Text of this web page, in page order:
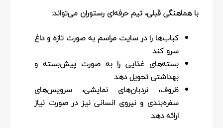
با هماهنگی قبلی، تیم حرفه‌ای رستوران می‌تواند:
کباب‌ها را در سایت مراسم به صورت تازه و داغ
سرو کند
بسته‌های غذایی را به صورت پیش‌بسته و
بهداشتی تحویل دهد
ظروف، نردبان‌های نمایشی، سرویس‌های
سفره‌بندی و نیروی انسانی نیز در صورت نیاز
ارائه دهد